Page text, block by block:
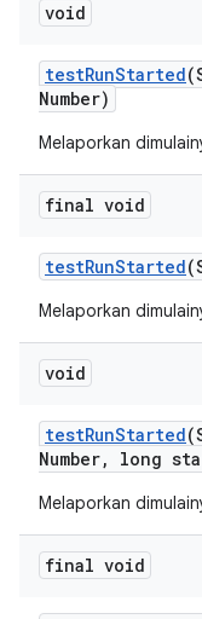
void
testRunStarted
Number)
Melaporkan
final void
testRunStarted
Melaporkan
void
testRunStarted
Number, long
Melaporkan
final void